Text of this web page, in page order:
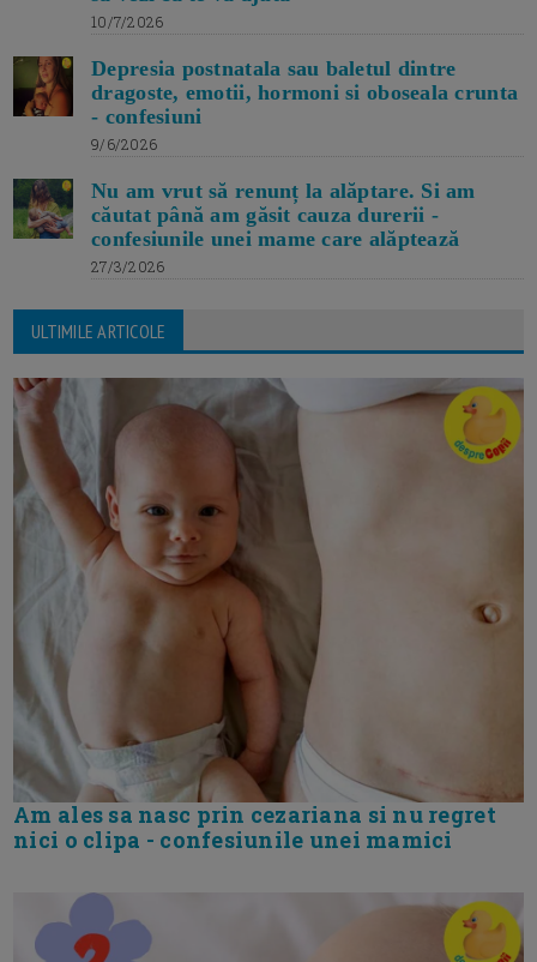
10/7/2026
Depresia postnatala sau baletul dintre
dragoste, emotii, hormoni si oboseala crunta
- confesiuni
9/6/2026
Nu am vrut să renunț la alăptare. Si am
căutat până am găsit cauza durerii -
confesiunile unei mame care alăptează
27/3/2026
ULTIMILE ARTICOLE
Am ales sa nasc prin cezariana si nu regret
nici o clipa - confesiunile unei mamici